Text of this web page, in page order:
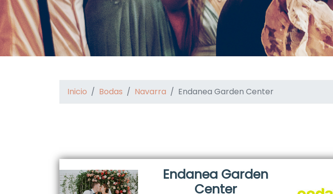
Inicio Bodas Navarra Endanea Garden Center
Endanea Garden
Center